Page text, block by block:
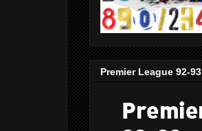
Premier League 92-93